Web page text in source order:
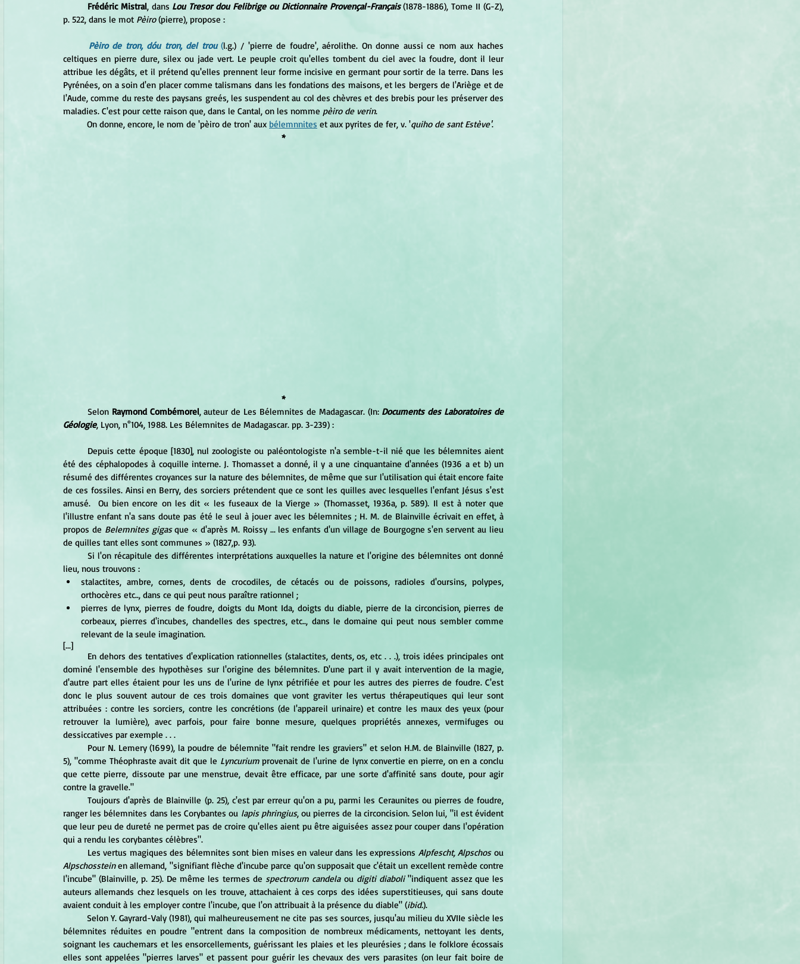
Frédéric Mistral, dans Lou Tresor dou Felibrige ou Dictionnaire Provençal-Français (1878-1886), Tome II (G-Z),
p. 522, dans le mot Pèiro (pierre), propose :
	Pèiro de tron, dóu tron, del trou
(l.g.) / 'pierre de foudre', aérolithe. On donne aussi ce nom aux haches
celtiques en pierre dure, silex ou jade vert. Le peuple croit qu'elles tombent du ciel avec la foudre, dont il leur
attribue les dégâts, et il prétend qu'elles prennent leur forme incisive en germant pour sortir de la terre. Dans les
Pyrénées, on a soin d'en placer comme talismans dans les fondations des maisons, et les bergers de l'Ariège et de
l'Aude, comme du reste des paysans greés, les suspendent au col des chèvres et des brebis pour les préserver des
maladies. C'est pour cette raison que, dans le Cantal, on les nomme pèiro de verin.
On donne, encore, le nom de 'pèiro de tron' aux bélemnnites et aux pyrites de fer, v. 'quiho de sant Estève'.
*
*
	Selon
Raymond Combémorel, auteur de Les Bélemnites de Madagascar. (In: Documents des Laboratoires de
Géologie, Lyon, n°104, 1988. Les Bélemnites de Madagascar. pp. 3-239) :
été des céphalopodes à coquille interne. J. Thomasset a donné, il y a une cinquantaine d'années (1936 a et b) un
résumé des différentes croyances sur la nature des bélemnites, de même que sur l'utilisation qui était encore faite
de ces fossiles. Ainsi en Berry, des sorciers prétendent que ce sont les quilles avec lesquelles l'enfant Jésus s'est
amusé.  Ou bien encore on les dit « les fuseaux de la Vierge » (Thomasset, 1936a, p. 589). Il est à noter que
l'illustre enfant n'a sans doute pas été le seul à jouer avec les bélemnites ; H. M. de Blainville écrivait en effet, à
propos de Belemnites gigas que « d'après M. Roissy ... les enfants d'un village de Bourgogne s'en servent au lieu
de quilles tant elles sont communes » (1827,p. 93).
lieu, nous trouvons :
stalactites, ambre, cornes, dents de crocodiles, de cétacés ou de poissons, radioles d'oursins, polypes,
orthocères etc.., dans ce qui peut nous paraître rationnel ;
pierres de lynx, pierres de foudre, doigts du Mont Ida, doigts du diable, pierre de la circoncision, pierres de
corbeaux, pierres d'incubes, chandelles des spectres, etc.., dans le domaine qui peut nous sembler comme
relevant de la seule imagination.
[...]
dominé l'ensemble des hypothèses sur l'origine des bélemnites. D'une part il y avait intervention de la magie,
d'autre part elles étaient pour les uns de l'urine de lynx pétrifiée et pour les autres des pierres de foudre. C'est
donc le plus souvent autour de ces trois domaines que vont graviter les vertus thérapeutiques qui leur sont
attribuées : contre les sorciers, contre les concrétions (de l'appareil urinaire) et contre les maux des yeux (pour
retrouver la lumière), avec parfois, pour faire bonne mesure, quelques propriétés annexes, vermifuges ou
dessiccatives par exemple . . .
5), "comme Théophraste avait dit que le Lyncurium provenait de l'urine de lynx convertie en pierre, on en a conclu
que cette pierre, dissoute par une menstrue, devait être efficace, par une sorte d'affinité sans doute, pour agir
contre la gravelle."
	Toujours d'après de Blainville (p. 25), c'est par erreur qu'on a pu, parmi les Ceraunites ou pierres de foudre,
ranger les bélemnites dans les Corybantes ou lapis phringius, ou pierres de la circoncision. Selon lui, "il est évident
que leur peu de dureté ne permet pas de croire qu'elles aient pu être aiguisées assez pour couper dans l'opération
qui a rendu les corybantes célèbres".
	Les vertus magiques des bélemnites sont bien mises en valeur dans les expressions
Alpfescht, Alpschos
Alpschosstein en allemand, "signifiant flèche d'incube parce qu'on supposait que c'était un excellent remède contre
l'incube" (Blainville, p. 25). De même les termes de spectrorum candela ou digiti diaboli "indiquent assez que les
auteurs allemands chez lesquels on les trouve, attachaient à ces corps des idées superstitieuses, qui sans doute
avaient conduit à les employer contre l'incube, que l'on attribuait à la présence du diable" (ibid.).
	Selon Y. Gayrard-Valy (1981), qui malheureusement ne cite pas ses sources, jusqu'au milieu du XVIIe siècle les
bélemnites réduites en poudre "entrent dans la composition de nombreux médicaments, nettoyant les dents,
soignant les cauchemars et les ensorcellements, guérissant les plaies et les pleurésies ; dans le folklore écossais
elles sont appelées "pierres larves" et passent pour guérir les chevaux des vers parasites (on leur fait boire de